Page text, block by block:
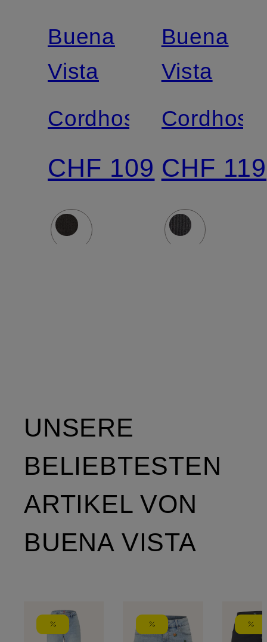
Buena
Vista
Cordhose
CHF 109
Buena
Vista
Cordhose
CHF 119
UNSERE
BELIEBTESTEN
ARTIKEL VON
BUENA VISTA